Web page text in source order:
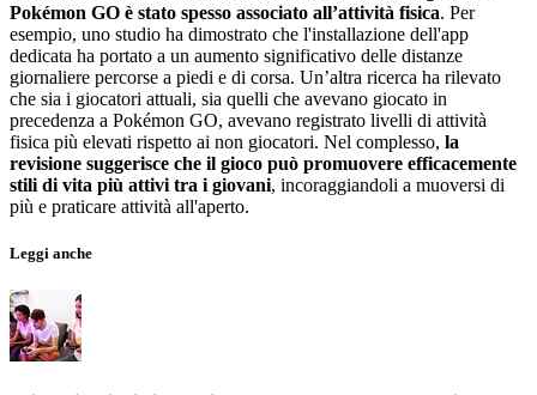
Pokémon GO è stato spesso associato all’attività fisica. Per
esempio, uno studio ha dimostrato che l'installazione dell'app
dedicata ha portato a un aumento significativo delle distanze
giornaliere percorse a piedi e di corsa. Un’altra ricerca ha rilevato
che sia i giocatori attuali, sia quelli che avevano giocato in
precedenza a Pokémon GO, avevano registrato livelli di attività
fisica più elevati rispetto ai non giocatori. Nel complesso, la
revisione suggerisce che il gioco può promuovere efficacemente
stili di vita più attivi tra i giovani, incoraggiandoli a muoversi di
più e praticare attività all'aperto.
Leggi anche